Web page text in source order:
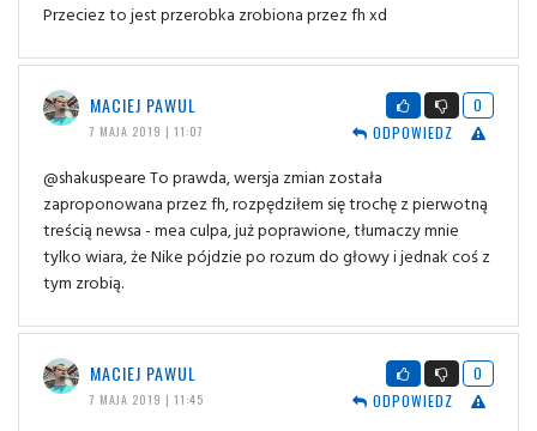
Przeciez to jest przerobka zrobiona przez fh xd
MACIEJ PAWUL
7 MAJA 2019 | 11:07
0
ODPOWIEDZ
@shakuspeare To prawda, wersja zmian została
zaproponowana przez fh, rozpędziłem się trochę z pierwotną
treścią newsa - mea culpa, już poprawione, tłumaczy mnie
tylko wiara, że Nike pójdzie po rozum do głowy i jednak coś z
tym zrobią.
MACIEJ PAWUL
7 MAJA 2019 | 11:45
0
ODPOWIEDZ